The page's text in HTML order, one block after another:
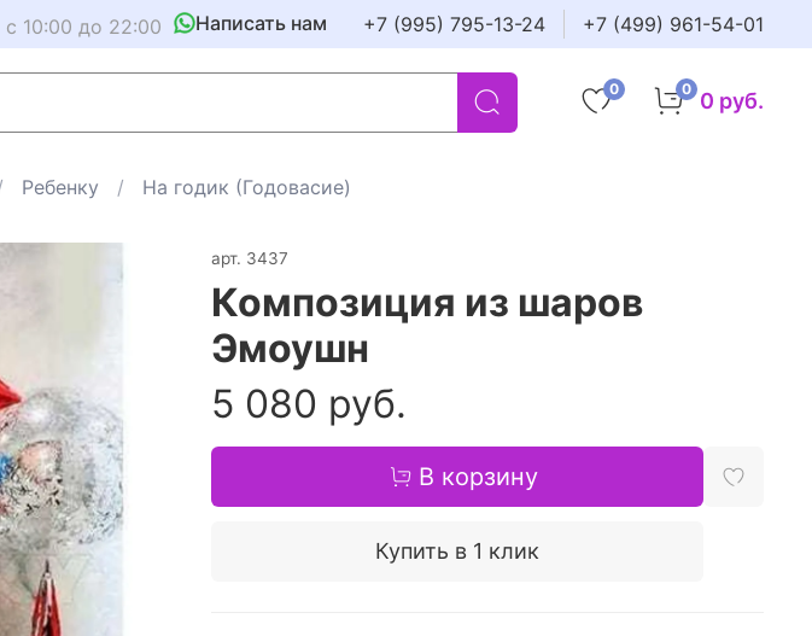
с 10:00 до 22:00 Написать нам +7 (995) 795-13-24 +7 (499) 961-54-01
0 0 0 руб.
Ребенку На годик (Годовасие)
арт. 3437
Композиция из шаров
Эмоушн
5 080 руб.
В корзину
Купить в 1 клик